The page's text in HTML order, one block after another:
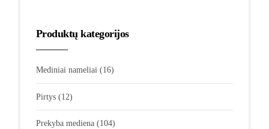
Produktų kategorijos
Mediniai nameliai (16)
Pirtys (12)
Prekyba mediena (104)